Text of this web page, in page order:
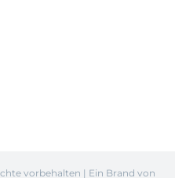
vorbehalten | Ein Brand von